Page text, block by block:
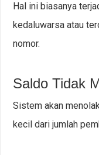
Hal ini biasanya
kedaluwarsa atau
nomor.
Saldo Tidak
Sistem akan
kecil dari jumlah